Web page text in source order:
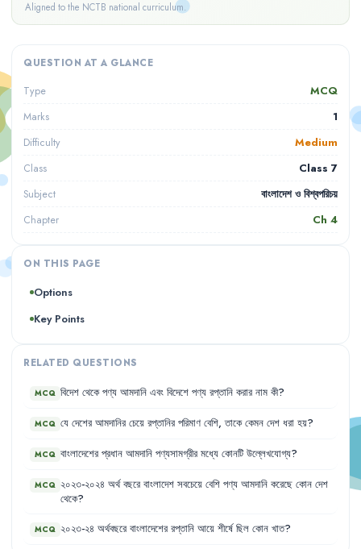
Aligned to the NCTB national curriculum.
QUESTION AT A GLANCE
Type MCQ
Marks 1
Difficulty Medium
Class Class 7
Subject বাংলাদেশ ও বিশ্বপরিচয়
Chapter Ch 4
ON THIS PAGE
Options
Key Points
RELATED QUESTIONS
MCQ বিদেশ থেকে পণ্য আমদানি এবং বিদেশে পণ্য রপ্তানি করার নাম কী?
MCQ যে দেশের আমদানির চেয়ে রপ্তানির পরিমাণ বেশি, তাকে কেমন দেশ ধরা হয়?
MCQ বাংলাদেশের প্রধান আমদানি পণ্যসামগ্রীর মধ্যে কোনটি উল্লেখযোগ্য?
MCQ ২০২৩-২০২৪ অর্থ বছরে বাংলাদেশ সবচেয়ে বেশি পণ্য আমদানি করেছে কোন দেশ
থেকে?
MCQ ২০২৩-২৪ অর্থবছরে বাংলাদেশের রপ্তানি আয়ে শীর্ষে ছিল কোন খাত?